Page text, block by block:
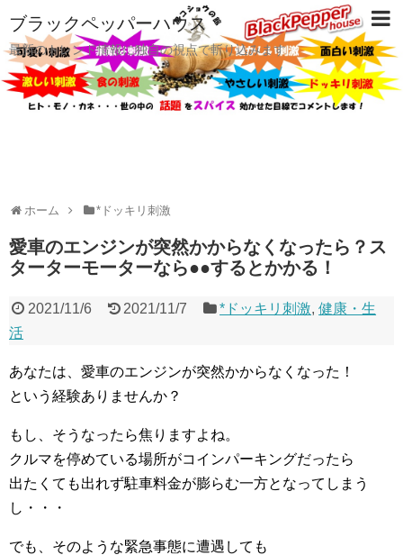
ブラックペッパーハウス
最新のトレンド情報に独自の視点で斬り込みます
ホーム *ドッキリ刺激
愛車のエンジンが突然かからなくなったら？ス
ターターモーターなら●●するとかかる！
2021/11/6 2021/11/7 *ドッキリ刺激,健康・生
活
あなたは、愛車のエンジンが突然かからなくなった！
という経験ありませんか？
もし、そうなったら焦りますよね。
クルマを停めている場所がコインパーキングだったら
出たくても出れず駐車料金が膨らむ一方となってしまう
し・・・
でも、そのような緊急事態に遭遇しても